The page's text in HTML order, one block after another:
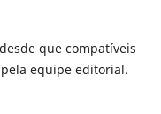
que compatíveis
equipe editorial.